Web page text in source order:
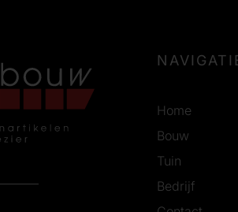
Home
Bouw
Tuin
Bedrijf